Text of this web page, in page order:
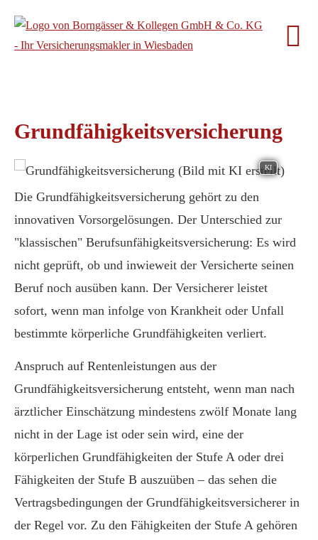
Grundfähigkeitsversicherung
KI
Die Grundfähigkeitsversicherung gehört zu den
innovativen Vorsorgelösungen. Der Unterschied zur
"klassischen" Berufs­unfähig­keitsversicherung: Es wird
nicht geprüft, ob und inwieweit der Versicherte seinen
Beruf noch ausüben kann. Der Versicherer leistet
sofort, wenn man infolge von Krankheit oder Unfall
bestimmte körperliche Grundfähigkeiten verliert.
Anspruch auf Rentenleistungen aus der
Grundfähigkeitsversicherung entsteht, wenn man nach
ärztlicher Einschätzung mindestens zwölf Monate lang
nicht in der Lage ist oder sein wird, eine der
körperlichen Grundfähigkeiten der Stufe A oder drei
Fähigkeiten der Stufe B auszuüben – das sehen die
Vertragsbedingungen der Grundfähigkeitsversicherer in
der Regel vor. Zu den Fähigkeiten der Stufe A gehören